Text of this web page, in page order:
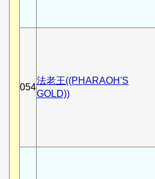
054
法老王((PHARAOH'S
GOLD))